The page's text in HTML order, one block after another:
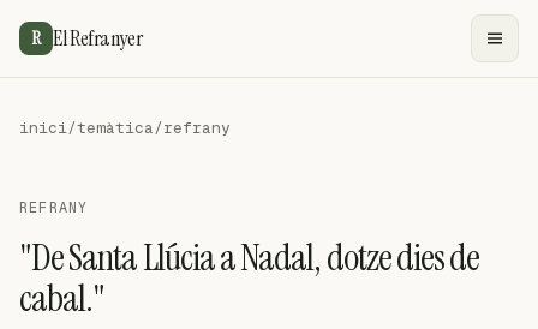
R El Refranyer
inici/temàtica/refrany
REFRANY
"De Santa Llúcia a Nadal, dotze dies de
cabal."